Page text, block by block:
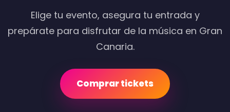
Elige tu evento, asegura tu entrada y
prepárate para disfrutar de la música en Gran
Canaria.
Comprar tickets